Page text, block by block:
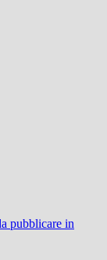
pubblicare in